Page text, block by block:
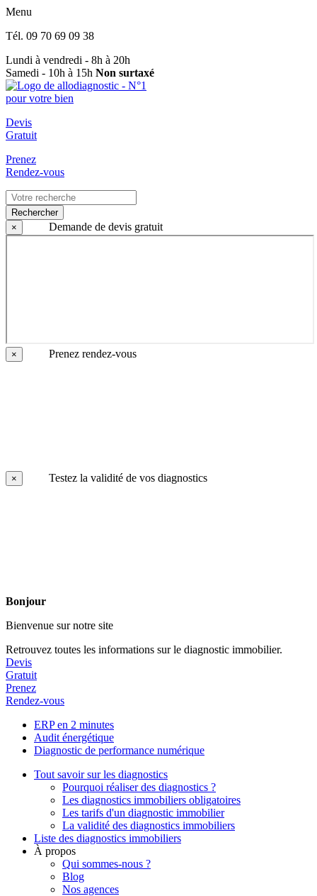
Menu
Tél. 09 70 69 09 38
Lundi à vendredi - 8h à 20h
Samedi - 10h à 15h Non surtaxé
Devis
Gratuit
Prenez
Rendez-vous
Rechercher
×
Demande de devis gratuit
× Prenez rendez-vous
× Testez la validité de vos diagnostics
Bonjour
Bienvenue sur notre site
Retrouvez toutes les informations sur le diagnostic immobilier.
Devis
Gratuit
Prenez
Rendez-vous
ERP en 2 minutes
Audit énergétique
Diagnostic de performance numérique
Tout savoir sur les diagnostics
Pourquoi réaliser des diagnostics ?
Les diagnostics immobiliers obligatoires
Les tarifs d'un diagnostic immobilier
La validité des diagnostics immobiliers
Liste des diagnostics immobiliers
À propos
Qui sommes-nous ?
Blog
Nos agences